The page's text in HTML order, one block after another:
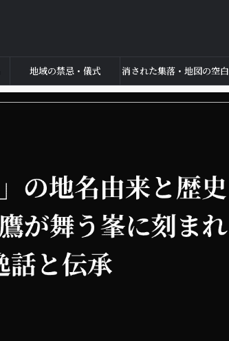
地域の禁忌・儀式 消された集落・地図の空白